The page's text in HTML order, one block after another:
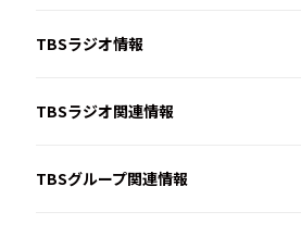
TBSラジオ情報
TBSラジオ関連情報
TBSグループ関連情報